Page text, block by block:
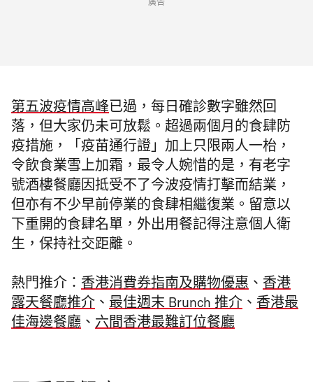
廣告
第五波疫情高峰已過，每日確診數字雖然回
落， 但大家仍未可放鬆。超過兩個月的食肆防
疫措施，
「疫苗通行證」加上只限兩人一枱，
令飲食業雪上加霜，最令人婉惜的是，有老字
號酒樓餐廳因抵受不了今波疫情打擊而結業，
但亦有 不少早前停業的食肆相繼復業。 留意以
下重開的食肆名單，外出用餐記得注意個人衛
生，保持社交距離。
熱門推介： 香港消費券指南及購物優惠 、 香港
露天餐廳推介 、 最佳週末 Brunch 推介 、 香港最
佳海邊餐廳 、 六間香港最難訂位餐廳